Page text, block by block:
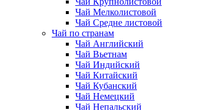
Чай Мелколистовой
Чай Средне листовой
Чай по странам
Чай Английский
Чай Вьетнам
Чай Индийский
Чай Китайский
Чай Кубанский
Чай Немецкий
Чай Непальский